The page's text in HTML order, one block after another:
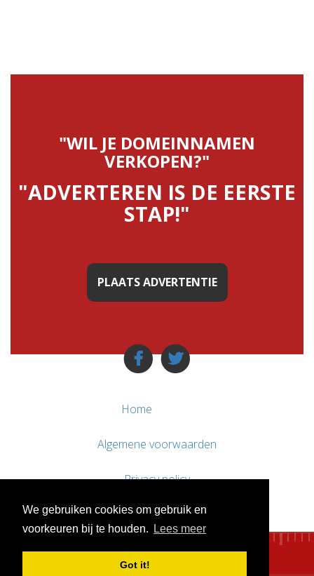
We gebruiken cookies om gebruik en
voorkeuren bij te houden.
Lees meer
Got it!
"WIL JE DOMEINNAMEN
VERKOPEN?"
"ADVERTEREN IS DE EERSTE
STAP!"
PLAATS ADVERTENTIE
Home
Algemene voorwaarden
Privacy policy
Contact / Support